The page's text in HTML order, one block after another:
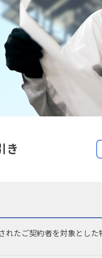
き
れたご契約者を対象とし